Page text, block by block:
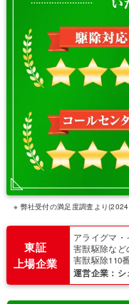
※ 弊社受付の満足度調査より
東証
上場企業
アライグマ
害獣駆除など
害獣駆除110
運営企業：